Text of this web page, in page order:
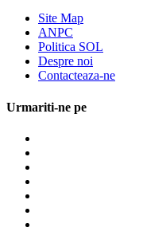
Site Map
ANPC
Politica SOL
Despre noi
Contacteaza-ne
Urmariti-ne pe